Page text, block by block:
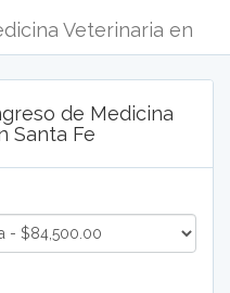
Veterinaria en
de Medicina
Santa Fe